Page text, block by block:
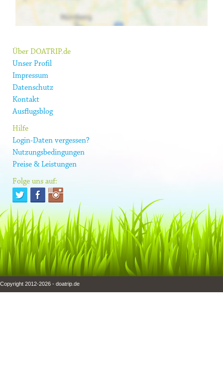
Über DOATRIP.de
Unser Profil
Impressum
Datenschutz
Kontakt
Ausflugsblog
Hilfe
Login-Daten vergessen?
Nutzungsbedingungen
Preise & Leistungen
Folge uns auf:
Copyright 2012-2026 - doatrip.de